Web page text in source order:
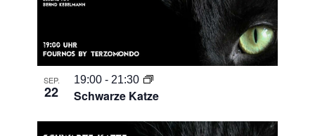
SEP.
22 Schwarze Katze
19:00- 21:30